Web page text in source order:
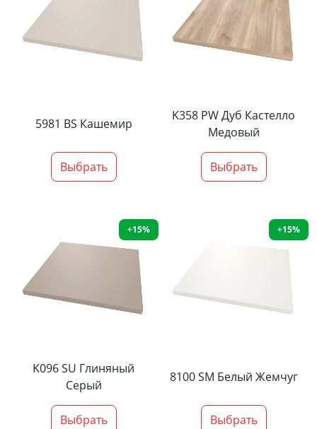
5981 BS Кашемир
Выбрать
K358 PW Дуб Кастелло
Медовый
Выбрать
+15%
K096 SU Глиняный
Серый
Выбрать
+15%
8100 SM Белый Жемчуг
Выбрать